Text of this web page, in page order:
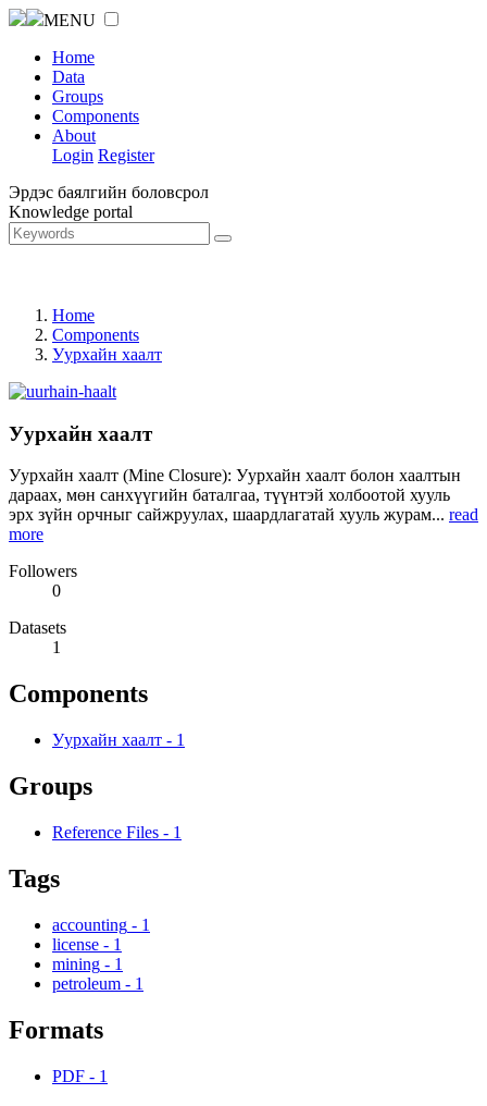
MENU
Home
Data
Groups
Components
About
Login Register
Эрдэс баялгийн боловсрол
Knowledge portal
Home
Components
Уурхайн хаалт
Уурхайн хаалт
Уурхайн хаалт (Mine Closure): Уурхайн хаалт болон хаалтын
дараах, мөн санхүүгийн баталгаа, түүнтэй холбоотой хууль
эрх зүйн орчныг сайжруулах, шаардлагатай хууль журам... read
more
Followers
0
Datasets
1
Components
Уурхайн хаалт - 1
Groups
Reference Files - 1
Tags
accounting - 1
license - 1
mining - 1
petroleum - 1
Formats
PDF - 1